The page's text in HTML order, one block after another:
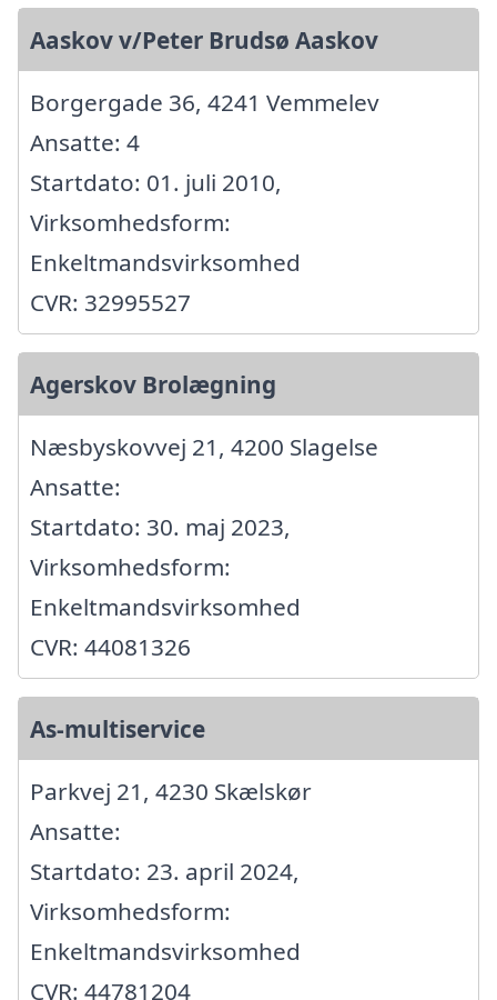
Aaskov v/Peter Brudsø Aaskov
Borgergade 36, 4241 Vemmelev
Ansatte: 4
Startdato: 01. juli 2010,
Virksomhedsform:
Enkeltmandsvirksomhed
CVR: 32995527
Agerskov Brolægning
Næsbyskovvej 21, 4200 Slagelse
Ansatte:
Startdato: 30. maj 2023,
Virksomhedsform:
Enkeltmandsvirksomhed
CVR: 44081326
As-multiservice
Parkvej 21, 4230 Skælskør
Ansatte:
Startdato: 23. april 2024,
Virksomhedsform:
Enkeltmandsvirksomhed
CVR: 44781204